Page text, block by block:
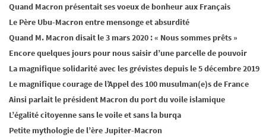
Quand Macron présentait ses voeux de bonheur aux Français
Le Père Ubu-Macron entre mensonge et absurdité
Quand M. Macron disait le 3 mars 2020 : « Nous sommes prêts »
Encore quelques jours pour nous saisir d’une parcelle de pouvoir
La magnifique solidarité avec les grévistes depuis le 5 décembre 2019
Le magnifique courage de l’Appel des 100 musulman(e)s de France
Ainsi parlait le président Macron du port du voile islamique
L’égalité citoyenne sans le voile et sans la burqa
Petite mythologie de l’ère Jupiter-Macron